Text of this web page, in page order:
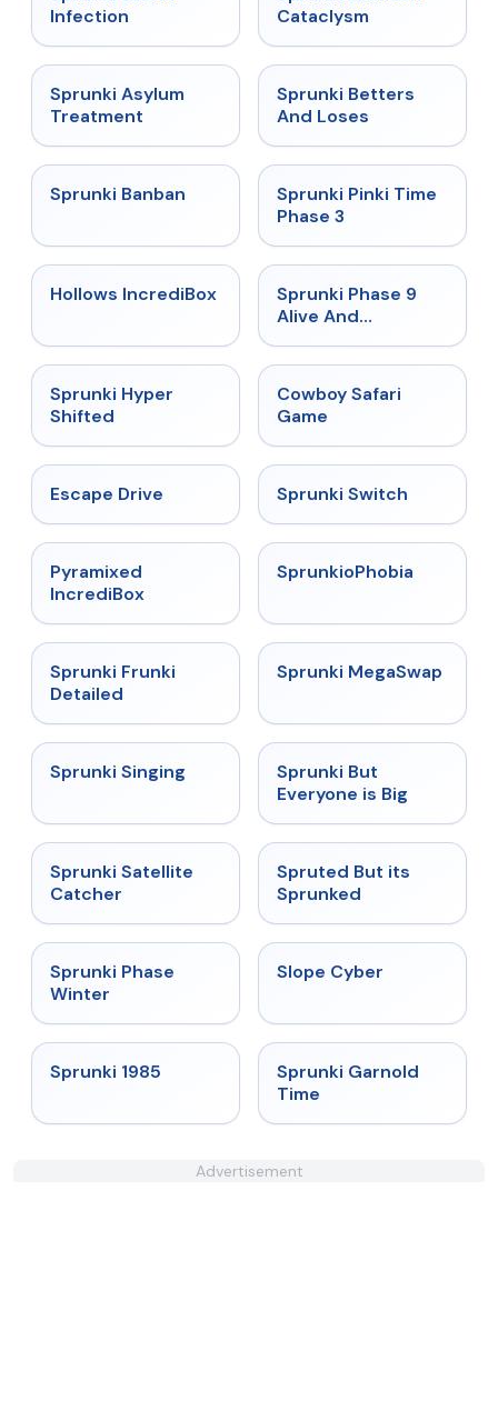
Infection
Cataclysm
★
Sprunki Asylum
Treatment
★
Sprunki Betters
And Loses
★
Sprunki Banban ★ 4.9
Sprunki Pinki Time
Phase 3
★ 4.3
Hollows IncrediBox ★
Sprunki Phase 9
Alive And
Sprunki Hyper
Shifted
Cowboy Safari
Game
Escape Drive ★
Sprunki Switch
Pyramixed
IncrediBox
★
SprunkioPhobia
★
Sprunki Frunki
Detailed
★ 4.5
Sprunki MegaSwap
★
Sprunki Singing
Sprunki But
Everyone is Big
★ 4.4
Sprunki Satellite
Catcher
★
Spruted But its
Sprunked
★
Sprunki Phase
Winter
Slope Cyber
Sprunki 1985 ★
Sprunki Garnold
Time
Advertisement